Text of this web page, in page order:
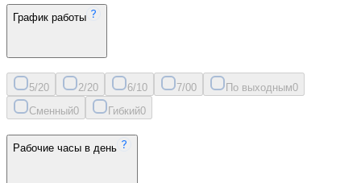
График работы
5/20 2/20 6/10 7/00 По выходным0
Сменный0 Гибкий0
Рабочие часы в день